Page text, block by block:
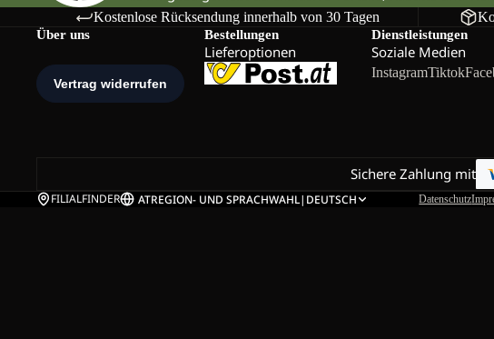
Kostenlose Rücksendung innerhalb von 30 Tagen
Über uns Bestellungen
Lieferoptionen
Dienstleistungen
Soziale Medien
InstagramTiktok
Sichere Zahlung mit
FILIALFINDER ATREGION- UND SPRACHWAHL| DEUTSCH Datenschutz